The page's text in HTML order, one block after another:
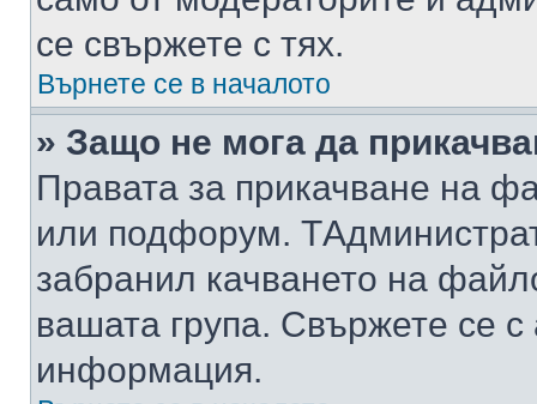
се свържете с тях.
Върнете се в началото
» Защо не мога да
Правата за прикачване на
или подфорум.
забранил качването на
вашата група. Свържете се
информация.